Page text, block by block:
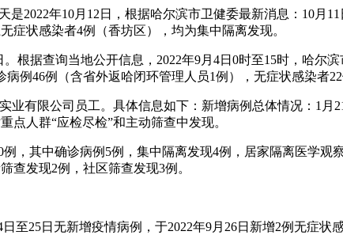
2022年10月12日，根据哈尔滨市卫健委最新消息：10月
症状感染者4例（香坊区），均为集中隔离发现。
根据查询当地公开信息，2022年9月4日0时至15时，哈尔
例46例（含省外返哈闭环管理人员1例），无症状感染者22
业有限公司员工。具体信息如下：新增病例总体情况：1
点人群“应检尽检”和主动筛查中发现。
，其中确诊病例5例，集中隔离发现4例，居家隔离医学观
查发现2例，社区筛查发现3例。
至25日无新增疫情病例，于2022年9月26日新增2例无症状